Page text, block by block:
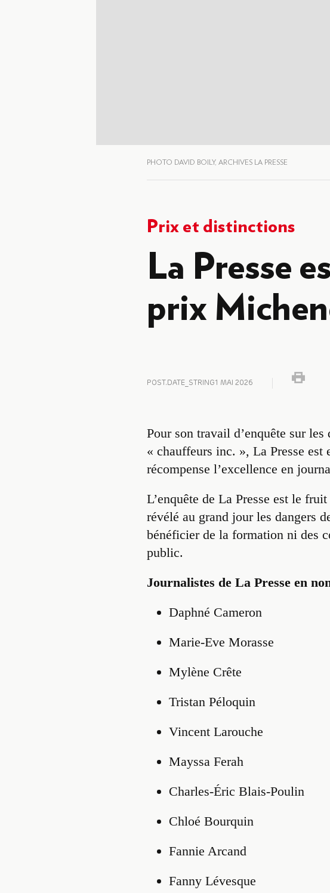
PHOTO DAVID BOILY, ARCHIVES LA PRESSE
Prix et distinctions
La Presse
prix
POST.DATE_STRING1 MAI 2026
Pour son travail d’enquête sur
« chauffeurs inc. », La Presse
récompense l’excellence en
L’enquête de La Presse est le
révélé au grand jour les dangers
bénéficier de la formation ni des
public.
Journalistes de La Presse en
Daphné Cameron
Marie-Eve Morasse
Mylène Crête
Tristan Péloquin
Vincent Larouche
Mayssa Ferah
Charles-Éric Blais-Poulin
Chloé Bourquin
Fannie Arcand
Fanny Lévesque